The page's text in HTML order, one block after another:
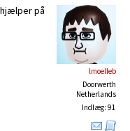
lmoelleb
Doorwerth
Netherlands
Indlæg: 91
på